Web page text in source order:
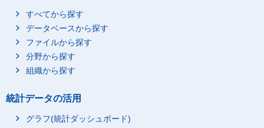
すべてから探す
データベースから探す
ファイルから探す
分野から探す
組織から探す
統計データの活用
グラフ(統計ダッシュボード)